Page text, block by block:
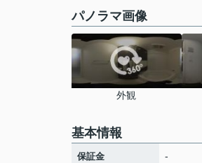
パノラマ画像
外観
基本情報
保証金 -